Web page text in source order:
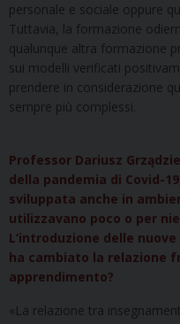
personale e sociale oppure
Tuttavia, la formazione
qualunque altra formazione
sui modelli verificati
prendere in considerazione
sempre più complessi.
Professor Dariusz
della pandemia di Covid-
sviluppata anche in
utilizzavano poco o per
L’introduzione delle
ha cambiato la relazione
apprendimento?
«La relazione tra